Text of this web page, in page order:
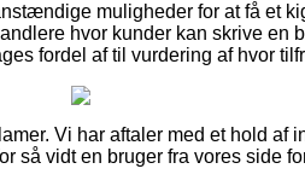
muligheder for at få et
hvor kunder kan skrive en
fordel af til vurdering af hvor
Vi har aftaler med et hold af
så vidt en bruger fra vores side